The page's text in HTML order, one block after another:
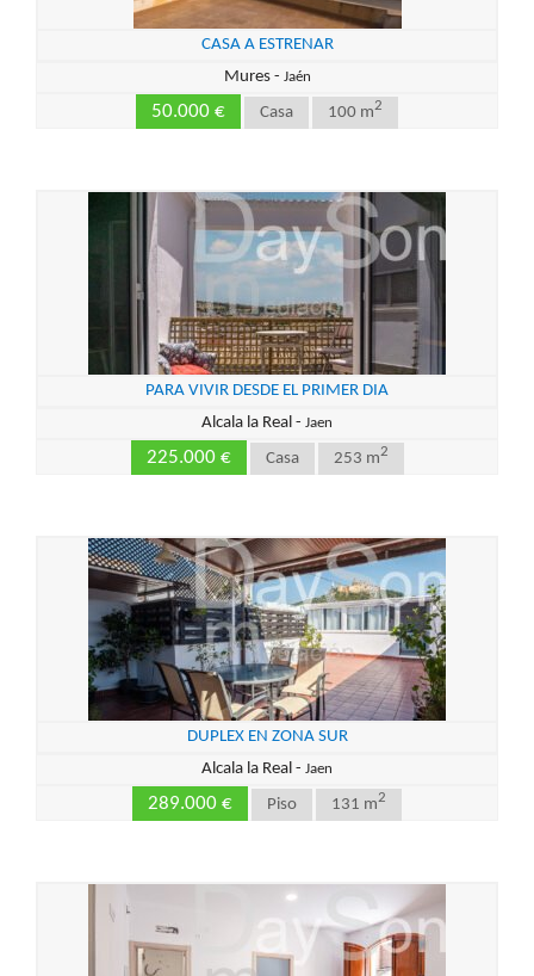
CASA A ESTRENAR
Mures - Jaén
50.000 € Casa 100 m2
PARA VIVIR DESDE EL PRIMER DIA
Alcala la Real - Jaen
225.000 € Casa 253 m2
DUPLEX EN ZONA SUR
Alcala la Real - Jaen
289.000 € Piso 131 m2